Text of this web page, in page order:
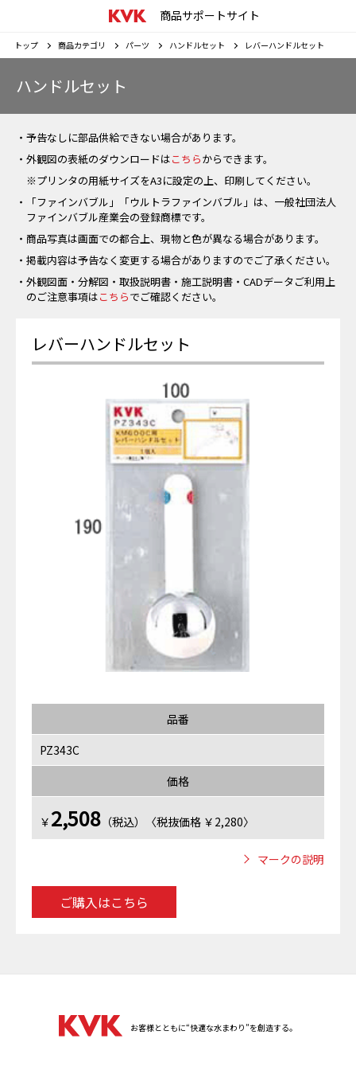
商品サポートサイト
トップ 商品カテゴリ パーツ ハンドルセット レバーハンドルセット
ハンドルセット
・予告なしに部品供給できない場合があります。
・外観図の表紙のダウンロードはこちらからできます。
※プリンタの用紙サイズをA3に設定の上、印刷してください。
・「ファインバブル」「ウルトラファインバブル」は、一般社団法人
ファインバブル産業会の登録商標です。
・商品写真は画面での都合上、現物と色が異なる場合があります。
・掲載内容は予告なく変更する場合がありますのでご了承ください。
・外観図面・分解図・取扱説明書・施工説明書・CADデータご利用上
のご注意事項はこちらでご確認ください。
レバーハンドルセット
品番
PZ343C
価格
￥ 2,508 （税込）〈税抜価格 ￥2,280〉
マークの説明
ご購入はこちら
お客様とともに“快適な水まわり”を創造する。